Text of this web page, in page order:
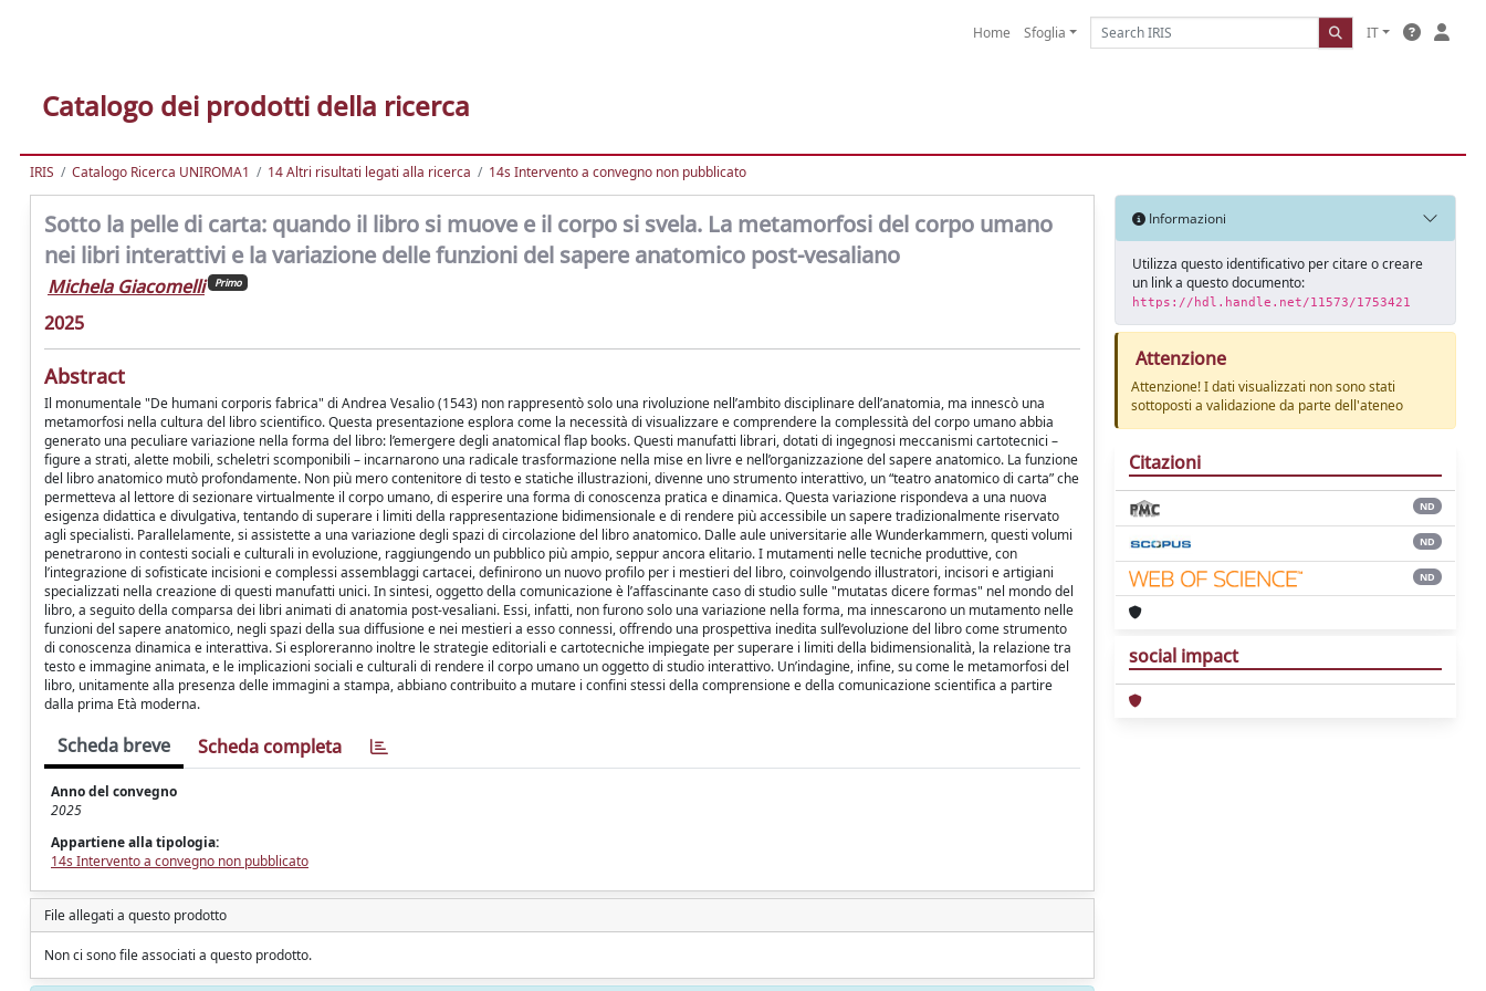
Home Sfoglia IT
Catalogo dei prodotti della ricerca
IRIS Catalogo Ricerca UNIROMA1 14 Altri risultati legati alla ricerca 14s Intervento a convegno non pubblicato
Sotto la pelle di carta: quando il libro si muove e il corpo si svela. La metamorfosi del corpo umano
nei libri interattivi e la variazione delle funzioni del sapere anatomico post-vesaliano
Michela Giacomelli Primo
2025
Abstract
Il monumentale "De humani corporis fabrica" di Andrea Vesalio (1543) non rappresentò solo una rivoluzione nell’ambito disciplinare dell’anatomia, ma innescò una
metamorfosi nella cultura del libro scientifico. Questa presentazione esplora come la necessità di visualizzare e comprendere la complessità del corpo umano abbia
generato una peculiare variazione nella forma del libro: l’emergere degli anatomical flap books. Questi manufatti librari, dotati di ingegnosi meccanismi cartotecnici –
figure a strati, alette mobili, scheletri scomponibili – incarnarono una radicale trasformazione nella mise en livre e nell’organizzazione del sapere anatomico. La funzione
del libro anatomico mutò profondamente. Non più mero contenitore di testo e statiche illustrazioni, divenne uno strumento interattivo, un “teatro anatomico di carta” che
permetteva al lettore di sezionare virtualmente il corpo umano, di esperire una forma di conoscenza pratica e dinamica. Questa variazione rispondeva a una nuova
esigenza didattica e divulgativa, tentando di superare i limiti della rappresentazione bidimensionale e di rendere più accessibile un sapere tradizionalmente riservato
agli specialisti. Parallelamente, si assistette a una variazione degli spazi di circolazione del libro anatomico. Dalle aule universitarie alle Wunderkammern, questi volumi
penetrarono in contesti sociali e culturali in evoluzione, raggiungendo un pubblico più ampio, seppur ancora elitario. I mutamenti nelle tecniche produttive, con
l’integrazione di sofisticate incisioni e complessi assemblaggi cartacei, definirono un nuovo profilo per i mestieri del libro, coinvolgendo illustratori, incisori e artigiani
specializzati nella creazione di questi manufatti unici. In sintesi, oggetto della comunicazione è l’affascinante caso di studio sulle "mutatas dicere formas" nel mondo del
libro, a seguito della comparsa dei libri animati di anatomia post-vesaliani. Essi, infatti, non furono solo una variazione nella forma, ma innescarono un mutamento nelle
funzioni del sapere anatomico, negli spazi della sua diffusione e nei mestieri a esso connessi, offrendo una prospettiva inedita sull’evoluzione del libro come strumento
di conoscenza dinamica e interattiva. Si esploreranno inoltre le strategie editoriali e cartotecniche impiegate per superare i limiti della bidimensionalità, la relazione tra
testo e immagine animata, e le implicazioni sociali e culturali di rendere il corpo umano un oggetto di studio interattivo. Un’indagine, infine, su come le metamorfosi del
libro, unitamente alla presenza delle immagini a stampa, abbiano contribuito a mutare i confini stessi della comprensione e della comunicazione scientifica a partire
dalla prima Età moderna.
Scheda breve Scheda completa
Anno del convegno
2025
Appartiene alla tipologia:
14s Intervento a convegno non pubblicato
File allegati a questo prodotto
Non ci sono file associati a questo prodotto.
Informazioni
Utilizza questo identificativo per citare o creare
un link a questo documento:
https://hdl.handle.net/11573/1753421
Attenzione
Attenzione! I dati visualizzati non sono stati
sottoposti a validazione da parte dell'ateneo
Citazioni
ND
ND
ND
social impact